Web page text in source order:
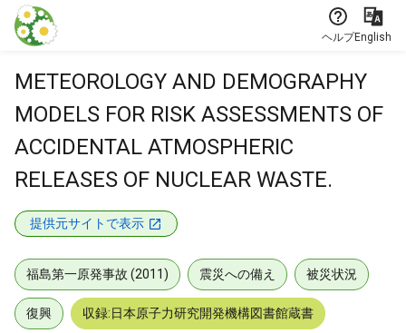
本文に飛ぶ
ヘルプEnglish
METEOROLOGY AND DEMOGRAPHY
MODELS FOR RISK ASSESSMENTS OF
ACCIDENTAL ATMOSPHERIC
RELEASES OF NUCLEAR WASTE.
提供元サイトで表示
福島第一原発事故 (2011) 震災への備え 被災状況
復興 収録:日本原子力研究開発機構図書館蔵書